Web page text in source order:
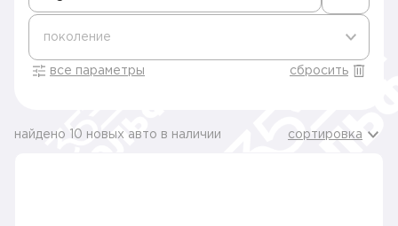
поколение
все параметры сбросить
найдено 10 новых авто в наличии сортировка